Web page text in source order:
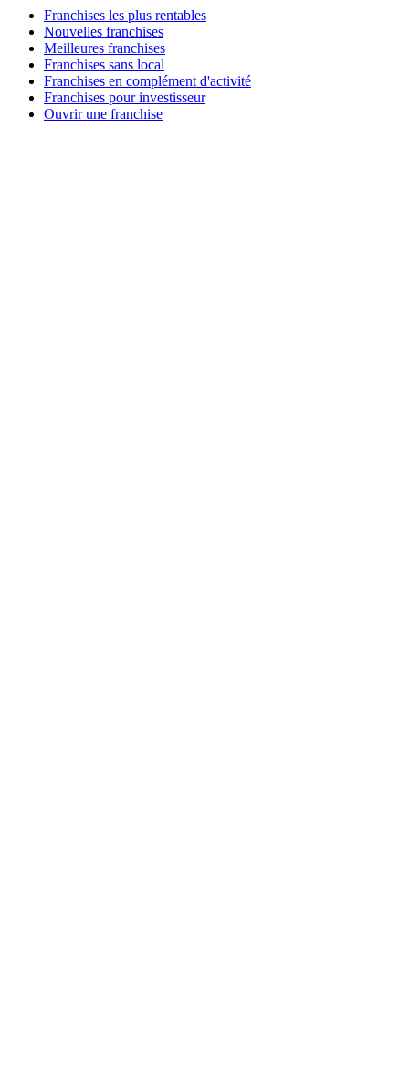
Franchises les plus rentables
Nouvelles franchises
Meilleures franchises
Franchises sans local
Franchises en complément d'activité
Franchises pour investisseur
Ouvrir une franchise